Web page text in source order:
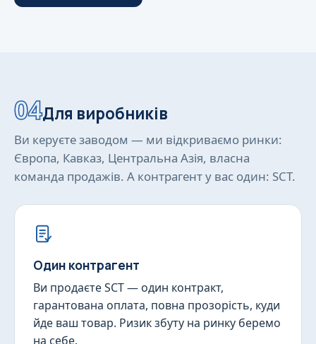
04Для виробників
Ви керуєте заводом — ми відкриваємо ринки:
Європа, Кавказ, Центральна Азія, власна
команда продажів. А контрагент у вас один: SCT.
Один контрагент
Ви продаєте SCT — один контракт,
гарантована оплата, повна прозорість, куди
йде ваш товар. Ризик збуту на ринку беремо
на себе.